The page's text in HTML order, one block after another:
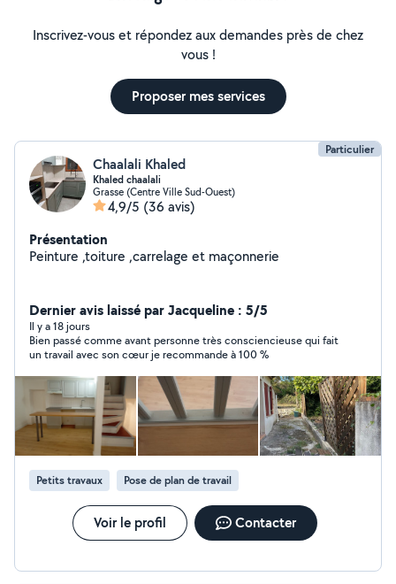
Inscrivez-vous et répondez aux demandes près de chez
vous !
Proposer mes services
Particulier
Chaalali Khaled
Khaled chaalali
Grasse (Centre Ville Sud-Ouest)
4,9/5 (36 avis)
Présentation
Peinture ,toiture ,carrelage et maçonnerie
Dernier avis laissé par Jacqueline : 5/5
Il y a 18 jours
Bien passé comme avant personne très consciencieuse qui fait
un travail avec son cœur je recommande à 100 %
Petits travaux Pose de plan de travail
Voir le profil Contacter